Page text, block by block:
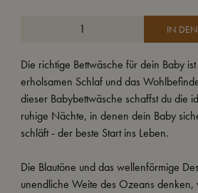
IN
Die richtige Bettwäsche für dein Baby
erholsamen Schlaf und das
dieser Babybettwäsche schaffst du die
ruhige Nächte, in denen dein Baby
schläft - der beste Start ins Leben.
Die Blautöne und das wellenförmige
unendliche Weite des Ozeans denken,